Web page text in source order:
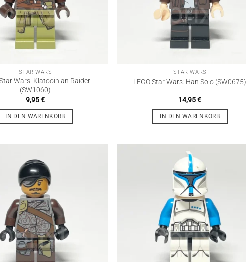
STAR WARS
Wars: Klatooinian Raider
(SW1060)
9,95€
IN DEN WARENKORB
STAR WARS
LEGO Star Wars: Han Solo (SW0675)
14,95€
IN DEN WARENKORB